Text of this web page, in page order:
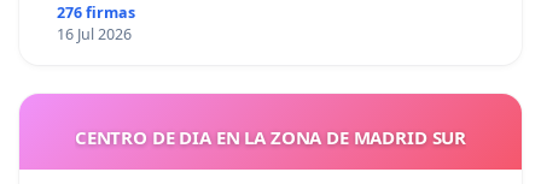
276 firmas
16 Jul 2026
CENTRO DE DIA EN LA ZONA DE MADRID SUR